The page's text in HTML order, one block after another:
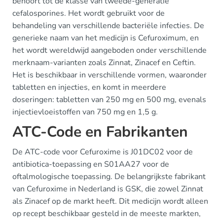
cefalosporines. Het wordt gebruikt voor de
behandeling van verschillende bacteriële infecties. De
generieke naam van het medicijn is Cefuroximum, en
het wordt wereldwijd aangeboden onder verschillende
merknaam-varianten zoals Zinnat, Zinacef en Ceftin.
Het is beschikbaar in verschillende vormen, waaronder
tabletten en injecties, en komt in meerdere
doseringen: tabletten van 250 mg en 500 mg, evenals
injectievloeistoffen van 750 mg en 1,5 g.
ATC-Code en Fabrikanten
De ATC-code voor Cefuroxime is J01DC02 voor de
antibiotica-toepassing en S01AA27 voor de
oftalmologische toepassing. De belangrijkste fabrikant
van Cefuroxime in Nederland is GSK, die zowel Zinnat
als Zinacef op de markt heeft. Dit medicijn wordt alleen
op recept beschikbaar gesteld in de meeste markten,